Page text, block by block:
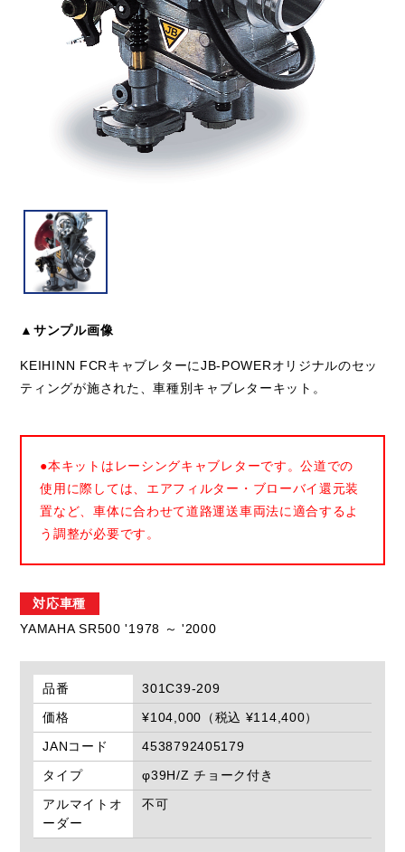
▲サンプル画像
KEIHINN FCRキャブレターにJB-POWERオリジナルのセッ
ティングが施された、車種別キャブレターキット。
●本キットはレーシングキャブレターです。公道での
使用に際しては、エアフィルター・ブローバイ還元装
置など、車体に合わせて道路運送車両法に適合するよ
う調整が必要です。
対応車種
YAMAHA SR500 '1978 ～ '2000
品番
301C39-209
価格
¥104,000（税込 ¥114,400）
JANコード
4538792405179
タイプ
φ39H/Z チョーク付き
アルマイトオ
ーダー
不可